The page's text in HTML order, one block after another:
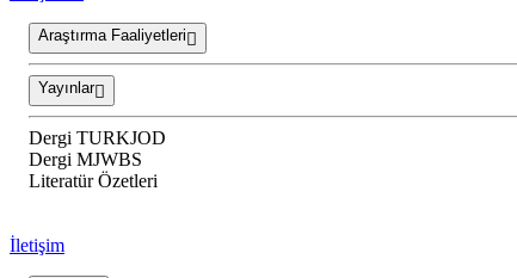
Araştırma Faaliyetleri
Yayınlar
Dergi TURKJOD
Dergi MJWBS
Literatür Özetleri
İletişim